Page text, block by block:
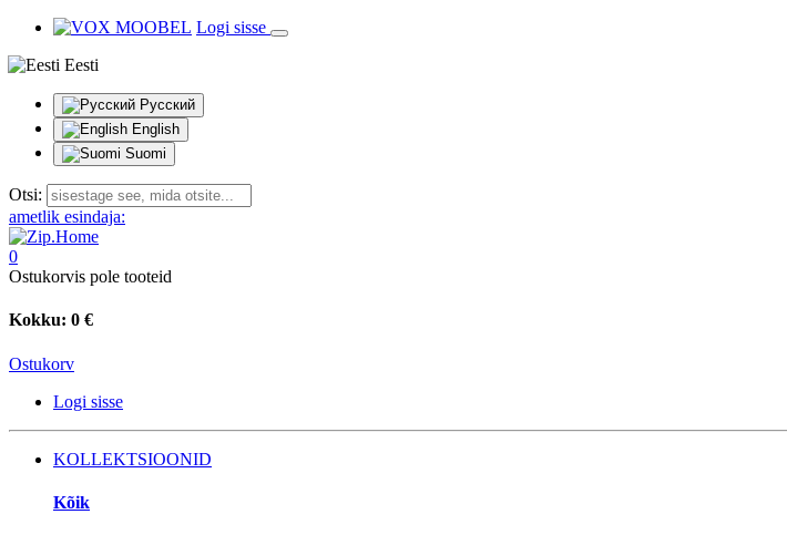
Logi sisse
Eesti
Русский
English
Suomi
Otsi:
ametlik esindaja:
0
Ostukorvis pole tooteid
Kokku: 0 €
Ostukorv
Logi sisse
KOLLEKTSIOONID
Kõik